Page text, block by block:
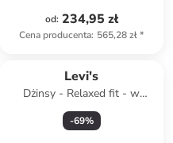
od: 234,95 zł
Cena producenta: 565,28 zł*
Levi's
Dżinsy - Relaxed fit - w
kolorze granatowym
-69%